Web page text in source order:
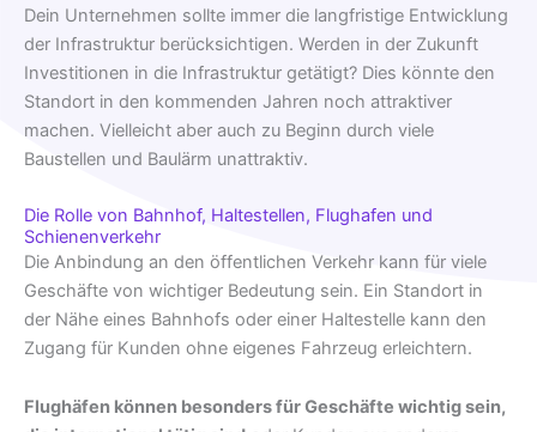
Dein Unternehmen sollte immer die langfristige Entwicklung
der Infrastruktur berücksichtigen. Werden in der Zukunft
Investitionen in die Infrastruktur getätigt? Dies könnte den
Standort in den kommenden Jahren noch attraktiver
machen. Vielleicht aber auch zu Beginn durch viele
Baustellen und Baulärm unattraktiv.
Die Rolle von Bahnhof, Haltestellen, Flughafen und
Schienenverkehr
Die Anbindung an den öffentlichen Verkehr kann für viele
Geschäfte von wichtiger Bedeutung sein. Ein Standort in
der Nähe eines Bahnhofs oder einer Haltestelle kann den
Zugang für Kunden ohne eigenes Fahrzeug erleichtern.
Flughäfen können besonders für Geschäfte wichtig sein,